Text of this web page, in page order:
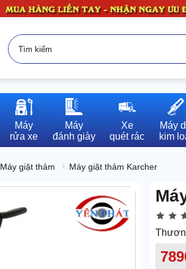
Máy
rửa xe
Máy
đánh giày
Xe
quét rác
Máy
kim
Máy giặt thảm Máy giặt thảm Karcher